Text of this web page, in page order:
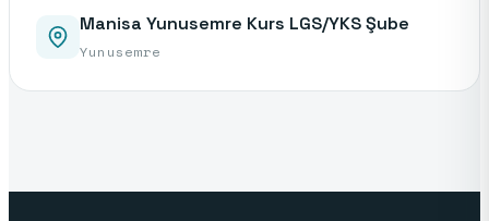
Manisa Yunusemre Kurs LGS/YKS Şube
Yunusemre